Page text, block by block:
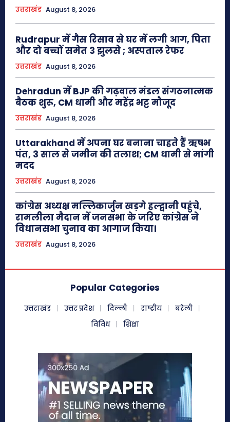
उत्तराखंड August 8, 2026
Rudrapur में गैस रिसाव से घर में लगी आग, पिता
और दो बच्चों समेत 3 झुलसे ; अस्पताल रेफर
उत्तराखंड August 8, 2026
Dehradun में BJP की गढ़वाल मंडल संगठनात्मक
बैठक शुरू, CM धामी और महेंद्र भट्ट मौजूद
उत्तराखंड August 8, 2026
Uttarakhand में अपना घर बनाना चाहते हैं ऋषभ
पंत, 3 साल से जमीन की तलाश; CM धामी से मांगी
मदद
उत्तराखंड August 8, 2026
कांग्रेस अध्यक्ष मल्लिकार्जुन खड़गे हल्द्वानी पहुंचे,
रामलीला मैदान में जनसभा के जरिए कांग्रेस ने
विधानसभा चुनाव का आगाज किया।
उत्तराखंड August 8, 2026
Popular Categories
उत्तराखंड उत्तर प्रदेश दिल्ली राष्ट्रीय
बरेली
विविध
शिक्षा